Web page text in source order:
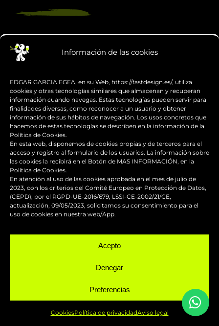
Información de las cookies
EDGAR GARCIA EGEA, en su Web, https://fastdesign.es/, utiliza
cookies y otras tecnologías similares que almacenan y recuperan
información cuando navegas. Estas tecnologías pueden servir para
finalidades diversas, como reconocer a un usuario y obtener
información de sus hábitos de navegación. Los usos concretos que
hacemos de estas tecnologías se describen en la información de la
Política de Cookies.
En esta web, disponemos de cookies propias y de terceros para el
acceso y registro al formulario de los usuarios. La información sobre
las cookies la recibirá en el Botón de MAS INFORMACIÓN, en la
Política de Cookies.
En atención al uso de las cookies aprobada en el mes de julio de
2023, con los criterios del Comité Europeo en Protección de Datos,
(CEPD), por el RGPD-UE-2016/679, LSSI-CE-2002/21/CE,
actualización, 09/05/2023, solicitamos su consentimiento para el
uso de cookies en nuestra web/App.
Acepto
Denegar
Preferencias
CookiesPolítica de privacidadAviso legal
BLOG
Los accesorios de moto personalizados
que transforman el diseño
Guía de supervivencia: qué hacer con tu
moto tras una caída
una moto?
desplazamientos seguros
Personalizar el baúl de moto para que
todo vaya en conjunto